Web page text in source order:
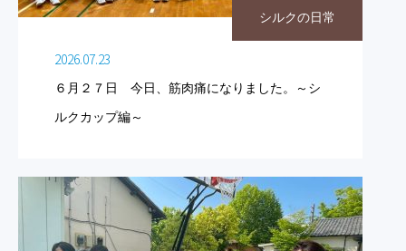
シルクの日常
2026.07.23
６月２７日 今日、筋肉痛になりました。～シ
ルクカップ編～